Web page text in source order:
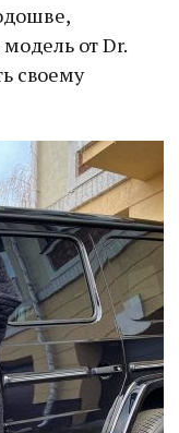
от Dr.
своему